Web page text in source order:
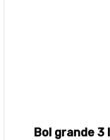
Bol grande 3